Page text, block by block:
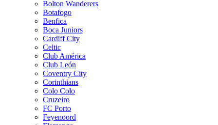
Bolton Wanderers
Botafogo
Benfica
Boca Juniors
Cardiff City
Celtic
Club América
Club León
Coventry City
Corinthians
Colo Colo
Cruzeiro
FC Porto
Feyenoord